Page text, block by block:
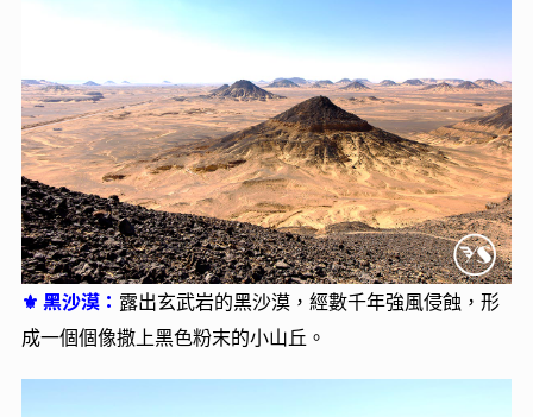
⚜ 黑沙漠： 露出玄武岩的黑沙漠，經數千年強風侵蝕，形
成一個個像撒上黑色粉末的小山丘。